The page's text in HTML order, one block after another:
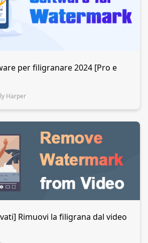
per filigranare 2024 [Pro e
Harper
Rimuovi la filigrana dal video